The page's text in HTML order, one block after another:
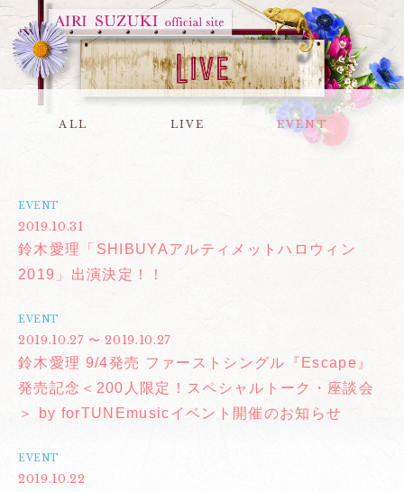
ALL LIVE EVENT
EVENT
2019.10.31
鈴木愛理「SHIBUYAアルティメットハロウィン
2019」出演決定！！
EVENT
2019.10.27 〜 2019.10.27
鈴木愛理 9/4発売 ファーストシングル『Escape』
発売記念＜200人限定！スペシャルトーク・座談会
＞ by forTUNEmusicイベント開催のお知らせ
EVENT
2019.10.22